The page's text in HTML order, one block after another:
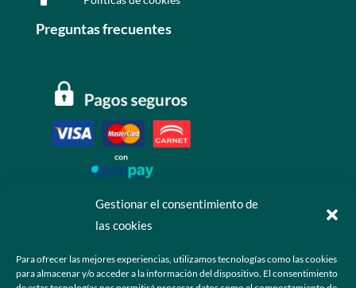
Gestionar el consentimiento de
las cookies
Para ofrecer las mejores experiencias, utilizamos tecnologías como las cookies
para almacenar y/o acceder a la información del dispositivo. El consentimiento
Preguntas frecuentes
 +52 55 6173 7725 (Ventas)